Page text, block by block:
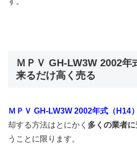
ＭＰＶ GH-LW3W 2002年
来るだけ高く売る
ＭＰＶ GH-LW3W 2002年式（H14）
却する方法はとにかく 多くの業者
うことに限ります。